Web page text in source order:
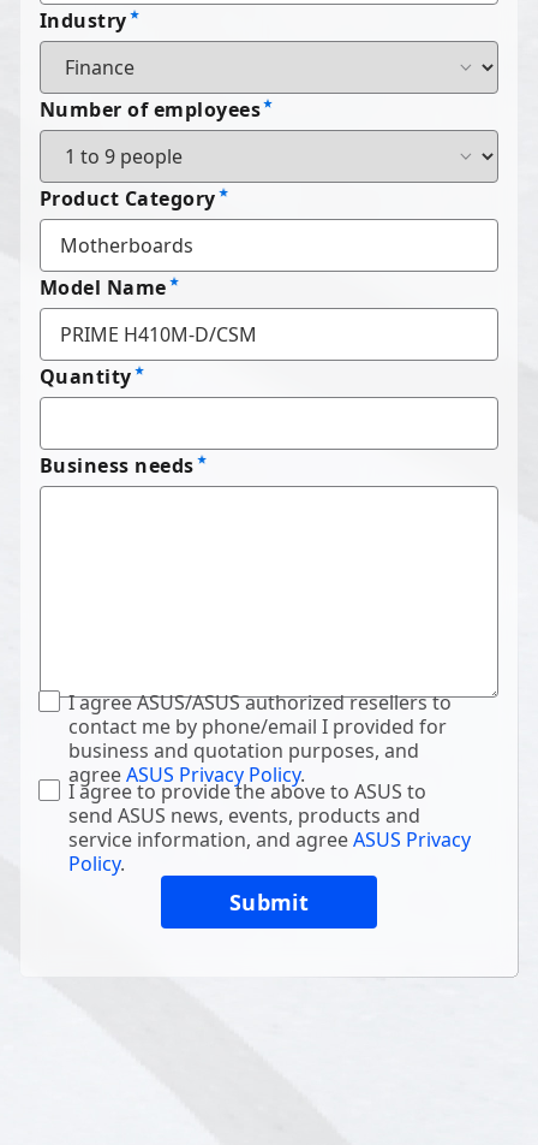
Industry
Number of employees
Product Category
Model Name
Quantity
Business needs
I agree ASUS/ASUS authorized resellers to
contact me by phone/email I provided for
business and quotation purposes, and
agreeASUS Privacy Policy.
I agree to provide the above to ASUS to
send ASUS news, events, products and
service information, and agreeASUS Privacy
Policy.